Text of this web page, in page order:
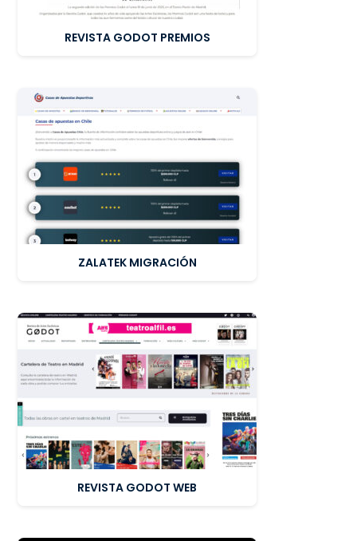
REVISTA GODOT PREMIOS
ZALATEK MIGRACIÓN
REVISTA GODOT WEB